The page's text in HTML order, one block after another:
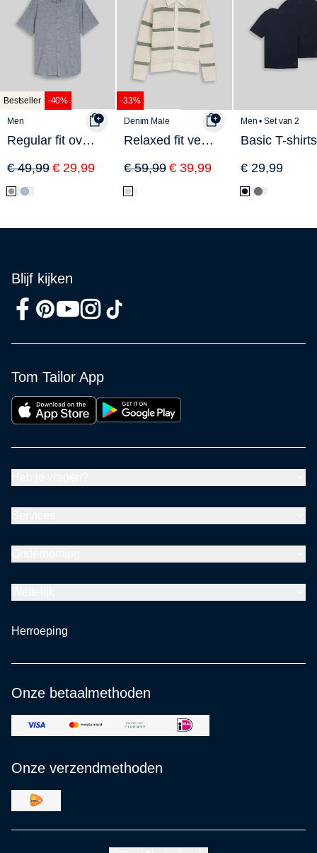
Bestseller -40%
Men
Regular fit overhemd met korte mouwen en linnen
€ 49,99 € 29,99
-33%
Denim Male
Relaxed fit vest met gaatjespatroon
€ 59,99 € 39,99
Men • Set van 2
€ 29,99
Blijf kijken
Tom Tailor App
Herroeping
Onze betaalmethoden
Onze verzendmethoden